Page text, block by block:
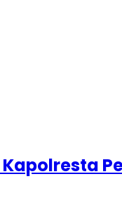
Kapolresta